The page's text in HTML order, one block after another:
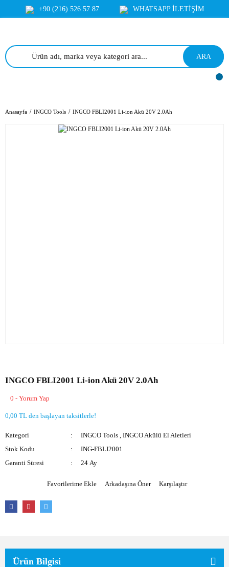
+90 (216) 526 57 87 WHATSAPP İLETİŞİM
ARA
Anasayfa INGCO Tools INGCO FBLI2001 Li-ion Akü 20V 2.0Ah
INGCO FBLI2001 Li-ion Akü 20V 2.0Ah
0 - Yorum Yap
0,00 TL den başlayan taksitlerle!
Kategori INGCO Tools ,INGCO Akülü El Aletleri
Stok Kodu
ING-FBLI2001
Garanti Süresi
24 Ay
Arkadaşına Öner Karşılaştır
Ürün Bilgisi